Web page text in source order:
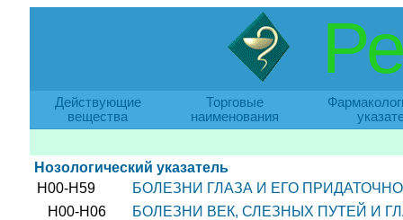
Действующие
вещества
Торговые
наименования
Нозологический указатель
H00-H59
БОЛЕЗНИ ГЛАЗА И ЕГО
H00-H06
БОЛЕЗНИ ВЕК, СЛЕЗНЫХ ПУТЕЙ И